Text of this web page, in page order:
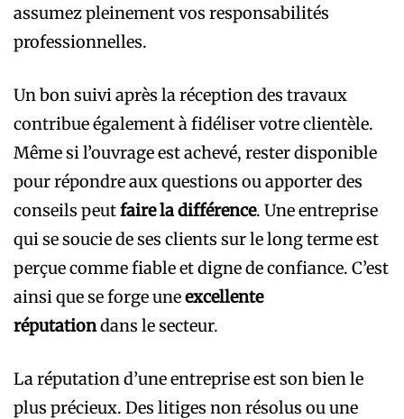
assumez pleinement vos responsabilités
professionnelles.
Un bon suivi après la réception des travaux
contribue également à fidéliser votre clientèle.
Même si l’ouvrage est achevé, rester disponible
pour répondre aux questions ou apporter des
conseils peutfaire la différence. Une entreprise
qui se soucie de ses clients sur le long terme est
perçue comme fiable et digne de confiance. C’est
ainsi que se forge uneexcellente
réputationdans le secteur.
La réputation d’une entreprise est son bien le
plus précieux. Des litiges non résolus ou une